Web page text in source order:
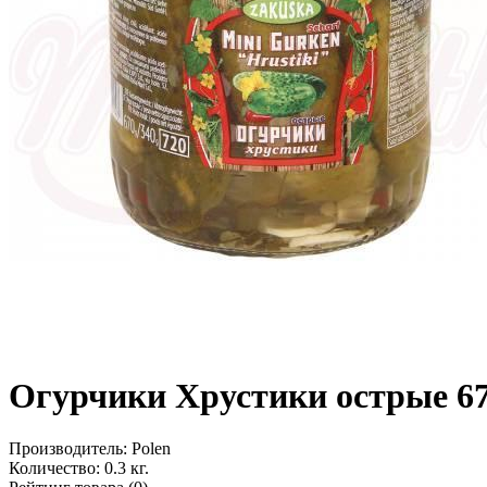
Огурчики Хрустики острые
Производитель: Polen
Количество: 0.3 кг.